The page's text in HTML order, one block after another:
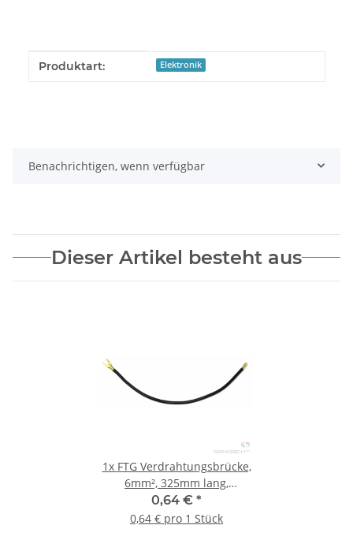
Produkteigenschaft
Wert
Produktart: Elektronik
Benachrichtigen, wenn verfügbar
Dieser Artikel besteht aus
1x FTG Verdrahtungsbrücke,
6mm², 325mm lang,
schwarz, 2x
Gabelkabelschuh
0,64 € *
0,64 € pro 1 Stück